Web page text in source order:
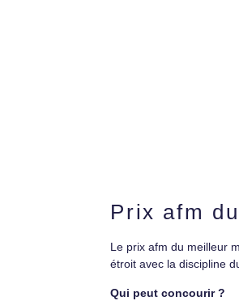
Prix afm
Le prix afm du meilleur
étroit avec la discipline
Qui peut concourir ?